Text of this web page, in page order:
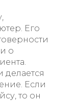
Его
о
делается
Если
то он